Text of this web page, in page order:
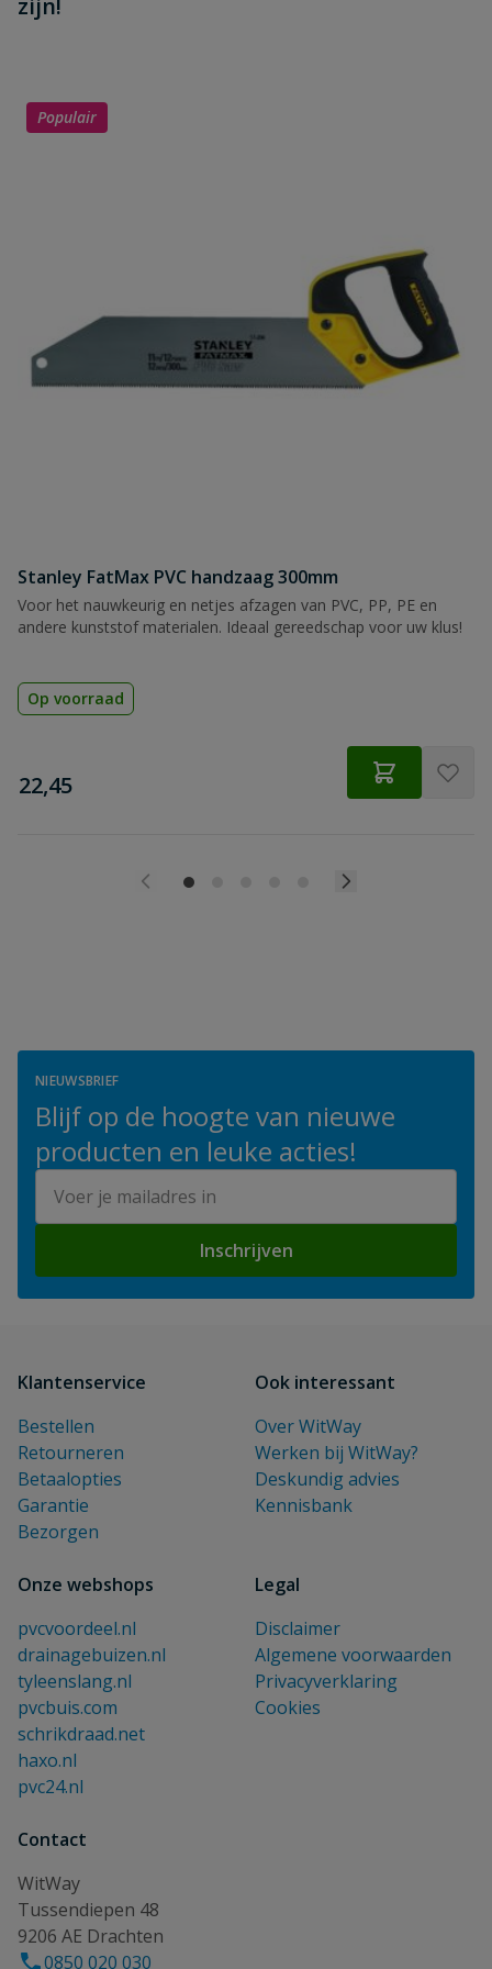
zijn!
Populair
Stanley FatMax PVC handzaag 300mm
Voor het nauwkeurig en netjes afzagen van PVC, PP, PE en
andere kunststof materialen. Ideaal gereedschap voor uw klus!
Op voorraad
€
22,45
NIEUWSBRIEF
Blijf op de hoogte van nieuwe
producten en leuke acties!
Inschrijven
Klantenservice
Bestellen
Retourneren
Betaalopties
Garantie
Bezorgen
Ook interessant
Over WitWay
Werken bij WitWay?
Deskundig advies
Kennisbank
Onze webshops
pvcvoordeel.nl
drainagebuizen.nl
tyleenslang.nl
pvcbuis.com
schrikdraad.net
haxo.nl
pvc24.nl
Legal
Disclaimer
Algemene voorwaarden
Privacyverklaring
Cookies
Contact
WitWay
Tussendiepen 48
9206 AE Drachten
0850 020 030